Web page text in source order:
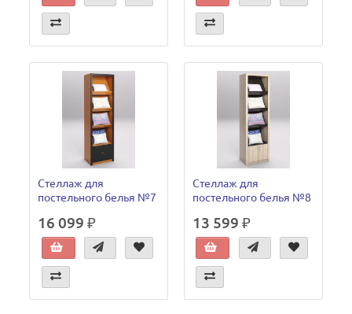
Стеллаж для
постельного белья №7
16 099 ₽
Стеллаж для
постельного белья №8
13 599 ₽